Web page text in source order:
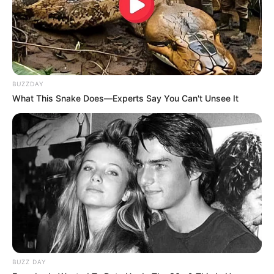
des Besuchers gespeichert. Es werden keine Nutzerdaten
ausgelesen und missbraucht. Fazit: Wie zu Beginn des
Internetzeitalters stehen hier die Interessen der Nutzer im
Vordergrund und nicht die Spionage, der Verkauf und die
Kundenbindung.
Cookies wurden ursprünglich als Eingabehilfen erfunden:
Daten unser Verhalten überwachen können. Leider wurde
dieses Unwesen mit der Europäischen Datenschutz-
Grundverordnung nicht abgeschafft. Es wurde sogar
gefördert, weil mit dieser bürokratischen Übertreibung
letztendlich sogar die Existenz kleinerer Firmen erschwert
wird. Informationen hierzu gibt es auch in dem Artikel über
Datenschutz und Datenmissbrauch.
Weitere Hinweise:
BUZZDAY
What This Snake Does—Experts Say You Can't Unsee It
BUZZ DAY